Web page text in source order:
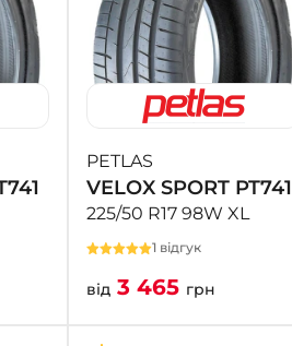
PETLAS
VELOX SPORT PT741
225/50 R17 98W XL
1 відгук
від3 465 грн